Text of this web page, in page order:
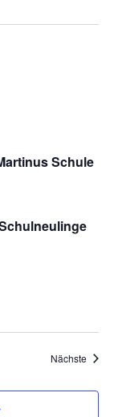
Schule
Nächste